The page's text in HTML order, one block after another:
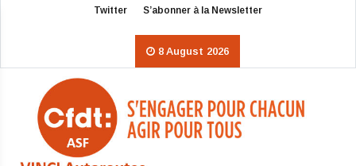
Twitter S’abonner à la Newsletter
8 August 2026